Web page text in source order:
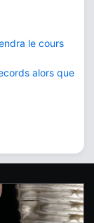
le cours
alors que